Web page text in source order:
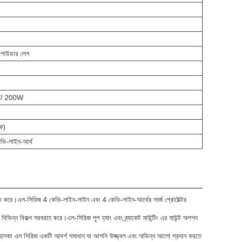
পাউডার লেপ
200W
লাইন-আর্থ
করে।এল-সিরিজ 4 কেভি-লাইন-লাইন এবং 4 কেভি-লাইন-আর্থের সার্জ প্রোটেক্টর
বিকল্প সরবরাহ করে।এল-সিরিজ লুপ হ্যাং এবং ব্র্যাকেট মাউন্টিং এর মাউন্ট অপশন
এল সিরিজ একটি আদর্শ সমাধান যা আপনি উজ্জ্বল এবং অভিন্ন আলো প্রদান করতে